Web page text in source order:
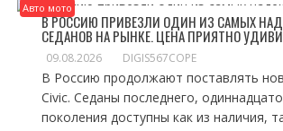
Авто мото
В РОССИЮ ПРИВЕЗЛИ ОДИН ИЗ САМЫХ
СЕДАНОВ НА РЫНКЕ. ЦЕНА ПРИЯТНО
09.08.2026 DIGIS567COPE
В Россию продолжают поставлять
Civic. Седаны последнего,
поколения доступны как из наличия,